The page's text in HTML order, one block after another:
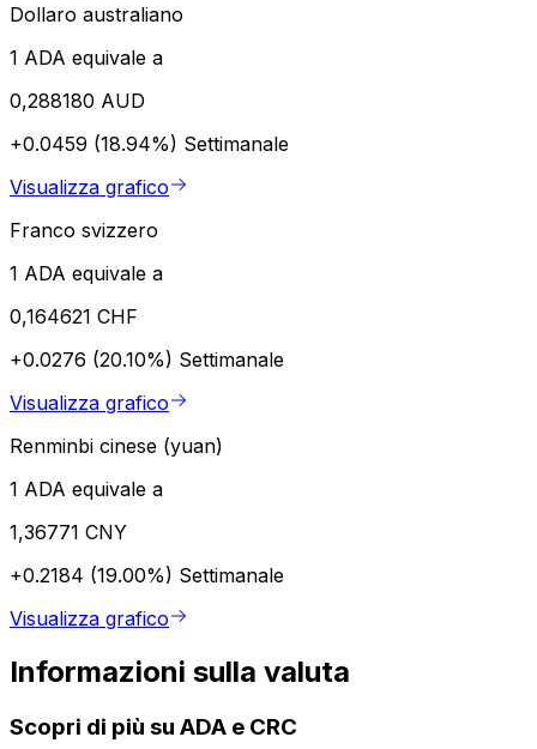
Dollaro australiano
1 ADA equivale a
0,288180 AUD
+0.0459 (18.94%) Settimanale
Visualizza grafico
Franco svizzero
1 ADA equivale a
0,164621 CHF
+0.0276 (20.10%) Settimanale
Visualizza grafico
Renminbi cinese (yuan)
1 ADA equivale a
1,36771 CNY
+0.2184 (19.00%) Settimanale
Visualizza grafico
Informazioni sulla valuta
Scopri di più su ADA e CRC